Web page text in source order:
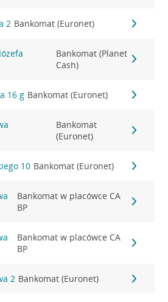
2 Bankomat (Euronet)
Bankomat (Planet
Cash)
16 g Bankomat (Euronet)
Bankomat
(Euronet)
10 Bankomat (Euronet)
Bankomat w placówce CA
BP
Bankomat w placówce CA
BP
2 Bankomat (Euronet)